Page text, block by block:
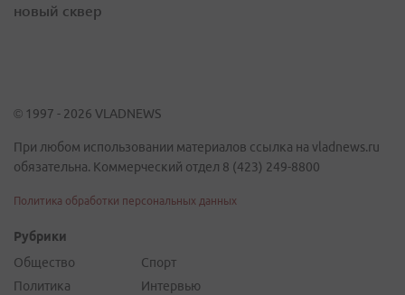
новый сквер
© 1997 - 2026 VLADNEWS
При любом использовании материалов ссылка на vladnews.ru
обязательна. Коммерческий отдел 8 (423) 249-8800
Политика обработки персональных данных
Рубрики
Общество
Политика
Спорт
Интервью